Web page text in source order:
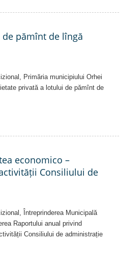
pămînt de lîngă
Primăria municipiului Orhei
privată a lotului de pămînt de
economico –
Consiliului de
Întreprinderea Municipală
Raportului anual privind
Consiliului de administrație